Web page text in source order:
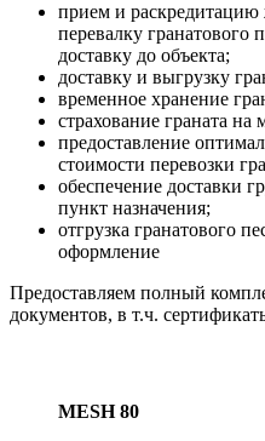
прием и
перевалку гранатового
доставку до объекта;
доставку и выгрузку
временное хранение
страхование граната на
предоставление
стоимости перевозки
обеспечение доставки
пункт назначения;
отгрузка гранатового
оформление
Предоставляем полный
документов, в т.ч.
MESH 80